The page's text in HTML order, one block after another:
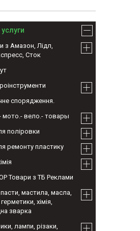
з Амазон, Лідл,
Сток
спорядження.
мото.- вело.- товары
поліровки
ремонту пластику
Товари з ТБ Реклами
мастила, масла,
хімія,
зварка
лампи, різаки,